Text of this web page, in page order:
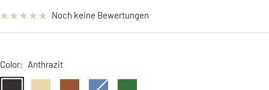
Noch keine Bewertungen
Color: Anthrazit
carolina